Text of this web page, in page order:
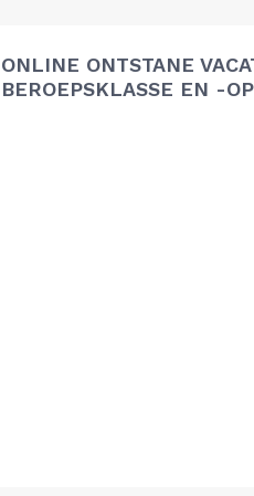
ONLINE ONTSTANE
BEROEPSKLASSE EN -